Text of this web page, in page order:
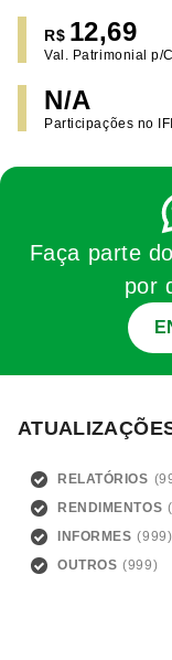
R$ 12,69
Val. Patrimonial p/
N/A
Participações no
Faça parte
por
RELATÓRIOS
RENDIMENTOS
INFORMES
OUTROS